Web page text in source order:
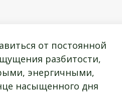
от постоянной
разбитости,
энергичными,
насыщенного дня